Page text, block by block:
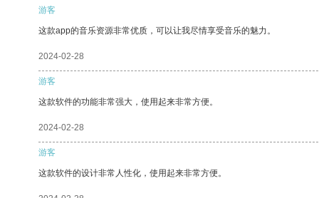
游客
这款app的音乐资源非常优质，可以让我尽情享受音乐的魅力。
2024-02-28
游客
这款软件的功能非常强大，使用起来非常方便。
2024-02-28
游客
这款软件的设计非常人性化，使用起来非常方便。